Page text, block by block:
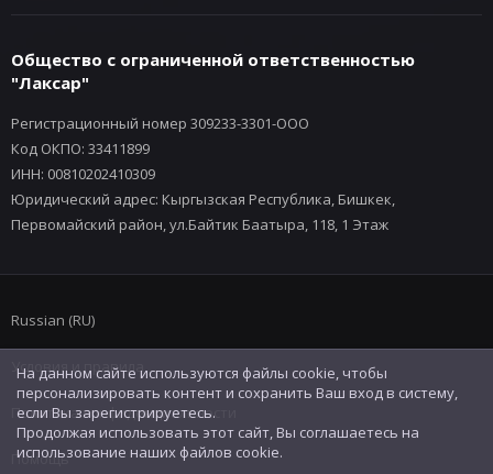
Общество с ограниченной ответственностью
"Лаксар"
Регистрационный номер 309233-3301-ООО
Код ОКПО: 33411899
ИНН: 00810202410309
Юридический адрес: Кыргызская Республика, Бишкек,
Первомайский район, ул.Байтик Баатыра, 118, 1 Этаж
Russian (RU)
Условия и правила
Политика конфиденциальности
Помощь
На данном сайте используются файлы cookie, чтобы
персонализировать контент и сохранить Ваш вход в систему,
если Вы зарегистрируетесь.
Продолжая использовать этот сайт, Вы соглашаетесь на
использование наших файлов cookie.